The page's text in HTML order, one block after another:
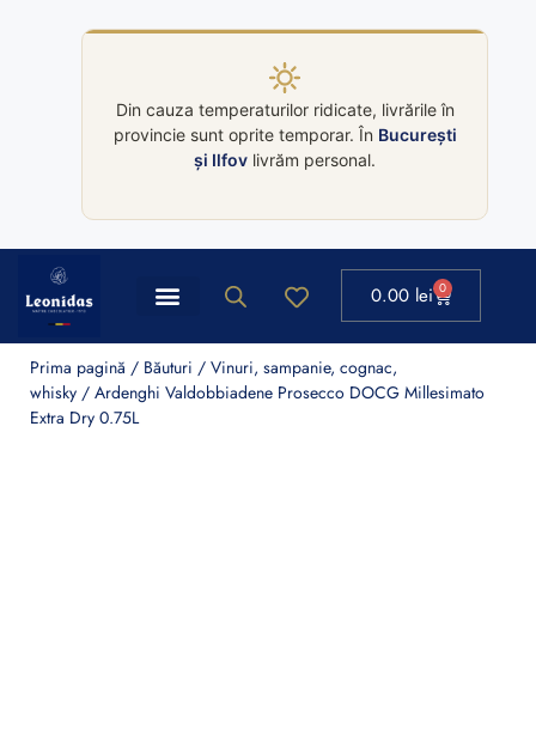
Din cauza temperaturilor ridicate, livrările în
provincie sunt oprite temporar. În București
și Ilfov livrăm personal.
0.00 lei 0
Prima pagină / Băuturi / Vinuri, sampanie, cognac,
whisky / Ardenghi Valdobbiadene Prosecco DOCG Millesimato
Extra Dry 0.75L